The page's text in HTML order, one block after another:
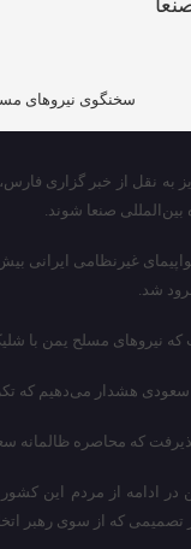
سخنگوی نیروهای
بین‌المللی صنعا شوند.
شد.
که نیروهای مسلح یمن با
هشدار می‌دهیم که
پذیرفت که محاصره ظالمانه
ادامه از مردم این
که از سوی رهبر